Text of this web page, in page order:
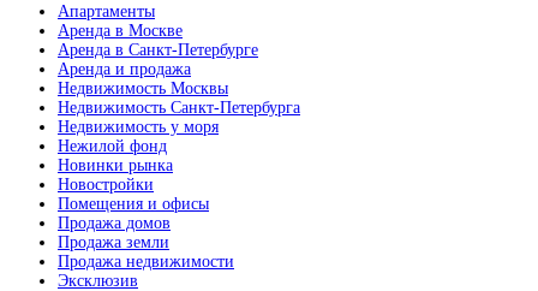
Апартаменты
Аренда в Москве
Аренда в Санкт-Петербурге
Аренда и продажа
Недвижимость Москвы
Недвижимость Санкт-Петербурга
Недвижимость у моря
Нежилой фонд
Новинки рынка
Новостройки
Помещения и офисы
Продажа домов
Продажа земли
Продажа недвижимости
Эксклюзив